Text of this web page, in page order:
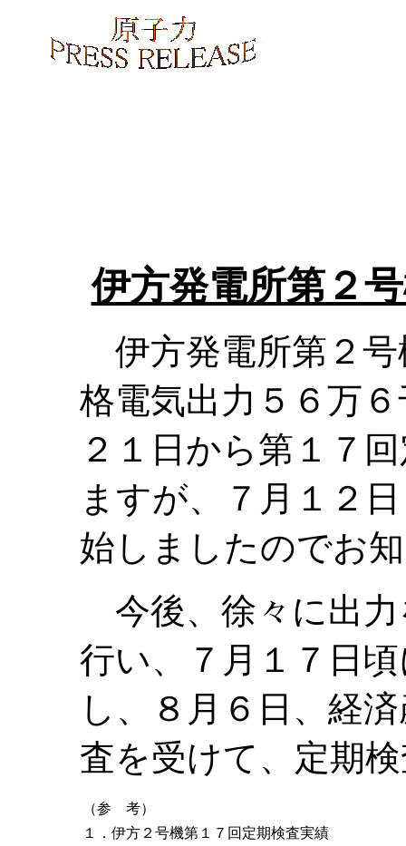
伊方発電所第２
伊方発電所第２号
格電気出力５６万
２１日から第１７
ますが、７月１２
始しましたのでお
今後、徐々に出力
行い、７月 １７ 日
し、８月６日、経
査を受けて、定期
（参 考）
１．伊方２号機第１７回定期検査実績